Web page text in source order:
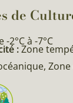
de
-2°C à -7°C
:Zone
Zone